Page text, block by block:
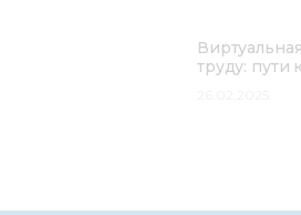
труду: пути